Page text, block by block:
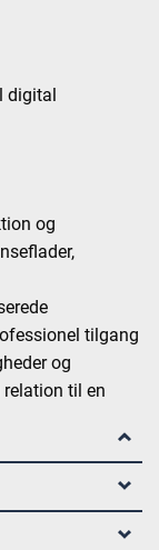
digital
og
tilgang
og
til en